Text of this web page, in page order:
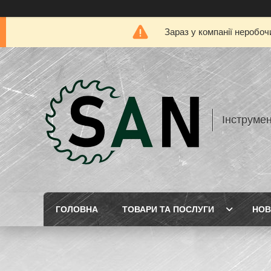
Зараз у компанії
ГОЛОВНА ТОВАРИ ТА ПОСЛУГИ